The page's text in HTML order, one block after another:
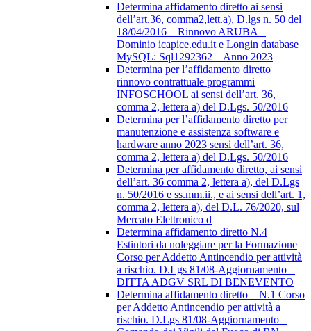
Determina affidamento diretto ai sensi
dell’art.36, comma2,lett.a), D.lgs n. 50 del
18/04/2016 – Rinnovo ARUBA –
Dominio icapice.edu.it e Longin database
MySQL: Sql1292362 – Anno 2023
Determina per l’affidamento diretto
rinnovo contrattuale programmi
INFOSCHOOL ai sensi dell’art. 36,
comma 2, lettera a) del D.Lgs. 50/2016
Determina per l’affidamento diretto per
manutenzione e assistenza software e
hardware anno 2023 sensi dell’art. 36,
comma 2, lettera a) del D.Lgs. 50/2016
Determina per affidamento diretto, ai sensi
dell’art. 36 comma 2, lettera a), del D.Lgs
n. 50/2016 e ss.mm.ii., e ai sensi dell’art. 1,
comma 2, lettera a), del D.L. 76/2020, sul
Mercato Elettronico d
Determina affidamento diretto N.4
Estintori da noleggiare per la Formazione
Corso per Addetto Antincendio per attività
a rischio. D.Lgs 81/08-Aggiornamento –
DITTA ADGV SRL DI BENEVENTO
Determina affidamento diretto – N.1 Corso
per Addetto Antincendio per attività a
rischio. D.Lgs 81/08-Aggiornamento –